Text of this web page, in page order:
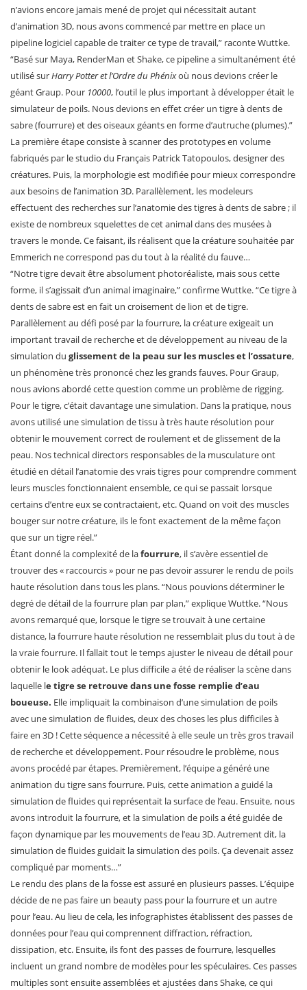
n’avions encore jamais mené de projet qui nécessitait autant
d’animation 3D, nous avons commencé par mettre en place un
pipeline logiciel capable de traiter ce type de travail,” raconte Wuttke.
“Basé sur Maya, RenderMan et Shake, ce pipeline a simultanément été
utilisé surHarry Potter et l’Ordre du Phénixoù nous devions créer le
géant Graup. Pour 10000, l’outil le plus important à développer était le
simulateur de poils. Nous devions en effet créer un tigre à dents de
sabre (fourrure) et des oiseaux géants en forme d’autruche (plumes).”
La première étape consiste à scanner des prototypes en volume
fabriqués par le studio du Français Patrick Tatopoulos, designer des
créatures. Puis, la morphologie est modifiée pour mieux correspondre
aux besoins de l’animation 3D. Parallèlement, les modeleurs
effectuent des recherches sur l’anatomie des tigres à dents de sabre ; il
existe de nombreux squelettes de cet animal dans des musées à
travers le monde. Ce faisant, ils réalisent que la créature souhaitée par
Emmerich ne correspond pas du tout à la réalité du fauve…
“Notre tigre devait être absolument photoréaliste, mais sous cette
forme, il s’agissait d’un animal imaginaire,” confirme Wuttke. “Ce tigre à
dents de sabre est en fait un croisement de lion et de tigre.
Parallèlement au défi posé par la fourrure, la créature exigeait un
important travail de recherche et de développement au niveau de la
simulation du glissement de la peau sur les muscles et l’ossature,
un phénomène très prononcé chez les grands fauves. Pour Graup,
nous avions abordé cette question comme un problème de rigging.
Pour le tigre, c’était davantage une simulation. Dans la pratique, nous
avons utilisé une simulation de tissu à très haute résolution pour
obtenir le mouvement correct de roulement et de glissement de la
peau. Nos technical directors responsables de la musculature ont
étudié en détail l’anatomie des vrais tigres pour comprendre comment
leurs muscles fonctionnaient ensemble, ce qui se passait lorsque
certains d’entre eux se contractaient, etc. Quand on voit des muscles
bouger sur notre créature, ils le font exactement de la même façon
que sur un tigre réel.”
Étant donné la complexité de lafourrure, il s’avère essentiel de
trouver des « raccourcis » pour ne pas devoir assurer le rendu de poils
haute résolution dans tous les plans. “Nous pouvions déterminer le
degré de détail de la fourrure plan par plan,” explique Wuttke. “Nous
avons remarqué que, lorsque le tigre se trouvait à une certaine
distance, la fourrure haute résolution ne ressemblait plus du tout à de
la vraie fourrure. Il fallait tout le temps ajuster le niveau de détail pour
obtenir le look adéquat. Le plus difficile a été de réaliser la scène dans
laquelle le tigre se retrouve dans une fosse remplie d’eau
boueuse. Elle impliquait la combinaison d’une simulation de poils
avec une simulation de fluides, deux des choses les plus difficiles à
faire en 3D ! Cette séquence a nécessité à elle seule un très gros travail
de recherche et développement. Pour résoudre le problème, nous
avons procédé par étapes. Premièrement, l’équipe a généré une
animation du tigre sans fourrure. Puis, cette animation a guidé la
simulation de fluides qui représentait la surface de l’eau. Ensuite, nous
avons introduit la fourrure, et la simulation de poils a été guidée de
façon dynamique par les mouvements de l’eau 3D. Autrement dit, la
simulation de fluides guidait la simulation des poils. Ça devenait assez
compliqué par moments…”
Le rendu des plans de la fosse est assuré en plusieurs passes. L’équipe
décide de ne pas faire un beauty pass pour la fourrure et un autre
pour l’eau. Au lieu de cela, les infographistes établissent des passes de
données pour l’eau qui comprennent diffraction, réfraction,
dissipation, etc. Ensuite, ils font des passes de fourrure, lesquelles
incluent un grand nombre de modèles pour les spéculaires. Ces passes
multiples sont ensuite assemblées et ajustées dans Shake, ce qui